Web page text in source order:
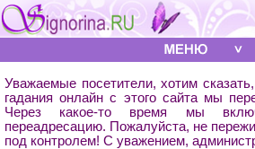
Уважаемые посетители, хотим
гадания онлайн с этого сайта мы
Через какое-то время мы
переадресацию. Пожалуйста, не
под контролем! С уважением,